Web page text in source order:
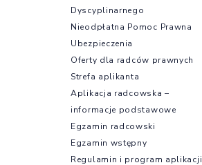
Dyscyplinarnego
Nieodpłatna Pomoc Prawna
Ubezpieczenia
Oferty dla radców prawnych
Strefa aplikanta
Aplikacja radcowska –
informacje podstawowe
Egzamin radcowski
Egzamin wstępny
Regulamin i program aplikacji